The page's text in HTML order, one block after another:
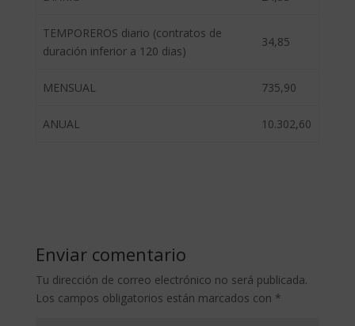
TEMPOREROS diario (contratos de
duración inferior a 120 dias)
34,85
MENSUAL 735,90
ANUAL 10.302,60
Enviar comentario
Tu dirección de correo electrónico no será publicada.
Los campos obligatorios están marcados con *